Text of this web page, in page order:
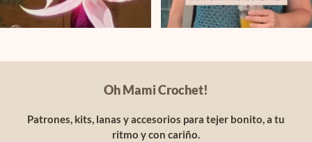
Oh Mami Crochet!
Patrones, kits, lanas y accesorios para tejer bonito, a tu
ritmo y con cariño.